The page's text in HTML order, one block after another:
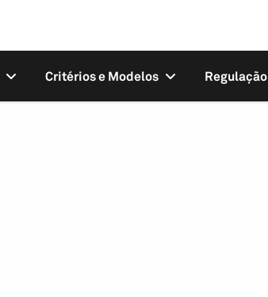
Critérios e Modelos Regulação